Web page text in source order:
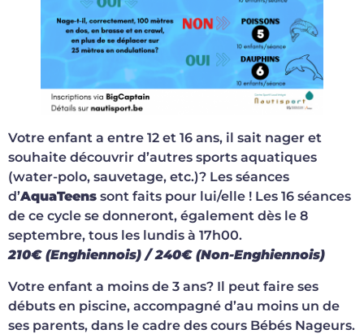
Votre enfant a entre 12 et 16 ans, il sait nager et
souhaite découvrir d’autres sports aquatiques
(water-polo, sauvetage, etc.)? Les séances
d’AquaTeens sont faits pour lui/elle ! Les 16 séances
de ce cycle se donneront, également dès le 8
septembre, tous les lundis à 17h00.
210€ (Enghiennois) / 240€ (Non-Enghiennois)
Votre enfant a moins de 3 ans? Il peut faire ses
débuts en piscine, accompagné d’au moins un de
ses parents, dans le cadre des cours Bébés Nageurs.